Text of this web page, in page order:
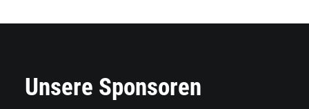
Unsere Sponsoren